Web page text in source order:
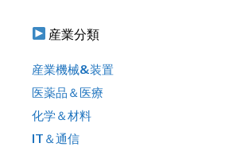
産業分類
産業機械&装置
医薬品＆医療
化学＆材料
IT＆通信